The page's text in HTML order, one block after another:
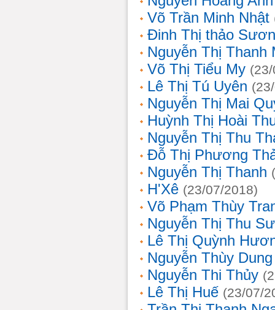
Võ Trần Minh Nhật
Đinh Thị thảo
Nguyễn Thị Thanh
Võ Thị Tiểu My
Lê Thị Tú Uyên
Nguyễn Thị Mai
Huỳnh Thị Hoài
Nguyễn Thị Thu
Đỗ Thị Phương
Nguyễn Thị Thanh
H'Xê (23/07/2018)
Võ Phạm Thùy
Nguyễn Thị Thu
Lê Thị Quỳnh
Nguyễn Thùy Dung
Nguyễn Thi Thủy
Lê Thị Huế (23/07/